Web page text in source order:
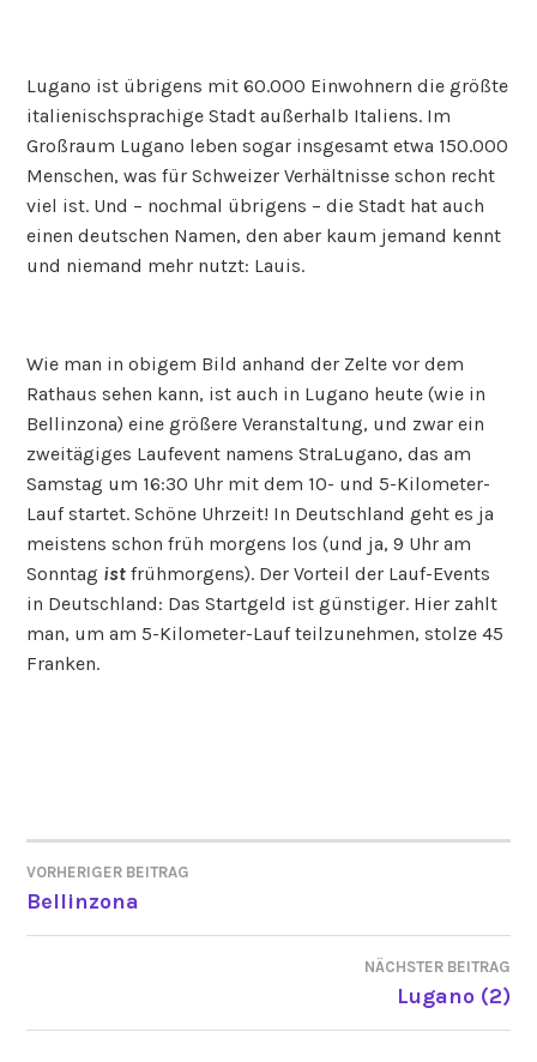
Lugano ist übrigens mit 60.000 Einwohnern die größte
italienischsprachige Stadt außerhalb Italiens. Im
Großraum Lugano leben sogar insgesamt etwa 150.000
Menschen, was für Schweizer Verhältnisse schon recht
viel ist. Und – nochmal übrigens – die Stadt hat auch
einen deutschen Namen, den aber kaum jemand kennt
und niemand mehr nutzt: Lauis.
Wie man in obigem Bild anhand der Zelte vor dem
Rathaus sehen kann, ist auch in Lugano heute (wie in
Bellinzona) eine größere Veranstaltung, und zwar ein
zweitägiges Laufevent namens StraLugano, das am
Samstag um 16:30 Uhr mit dem 10- und 5-Kilometer-
Lauf startet. Schöne Uhrzeit! In Deutschland geht es ja
meistens schon früh morgens los (und ja, 9 Uhr am
Sonntag ist frühmorgens). Der Vorteil der Lauf-Events
in Deutschland: Das Startgeld ist günstiger. Hier zahlt
man, um am 5-Kilometer-Lauf teilzunehmen, stolze 45
Franken.
BEITRAGSNAVIGATION
VORHERIGER BEITRAG
Bellinzona
NÄCHSTER BEITRAG
Lugano (2)